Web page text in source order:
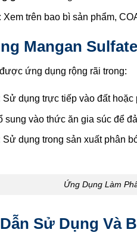
Xem trên bao bì sản phẩm,
Mangan Sulfate
ứng dụng rộng rãi trong:
Sử dụng trực tiếp vào đất
sung vào thức ăn gia súc để
Sử dụng trong sản xuất phân
Ứng Dụng Làm
Sử Dụng Và